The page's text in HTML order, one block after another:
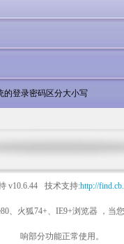
的登录密码区分大小写
v10.6.44 技术支持:http://
、火狐74+、IE9+浏览器 ，当
响部分功能正常使用。